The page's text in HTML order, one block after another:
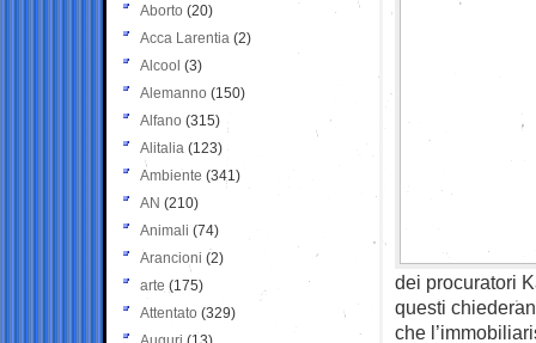
dei procuratori
questi
che
Aborto (20)
Acca Larentia (2)
Alcool (3)
Alemanno (150)
Alfano (315)
Alitalia (123)
Ambiente (341)
AN (210)
Animali (74)
Arancioni (2)
arte (175)
Attentato (329)